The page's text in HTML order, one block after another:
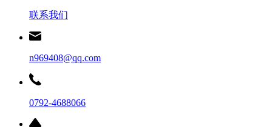
联系我们
n969408@qq.com
0792-4688066